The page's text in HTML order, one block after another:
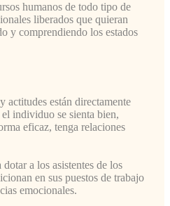
humanos de todo tipo de
liberados que quieran
y comprendiendo los estados
actitudes están directamente
individuo se sienta bien,
eficaz, tenga relaciones
a los asistentes de los
en sus puestos de trabajo
emocionales.